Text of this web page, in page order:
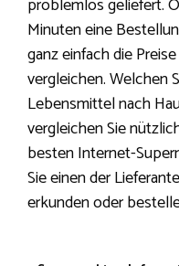
problemlos geliefert.
Minuten eine
ganz einfach die
vergleichen. Welchen
Lebensmittel nach
vergleichen Sie
besten Internet-
Sie einen der
erkunden oder